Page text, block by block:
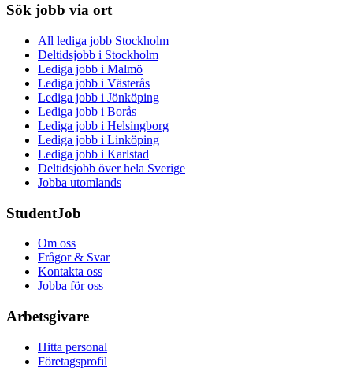
Sök jobb via ort
All lediga jobb Stockholm
Deltidsjobb i Stockholm
Lediga jobb i Malmö
Lediga jobb i Västerås
Lediga jobb i Jönköping
Lediga jobb i Borås
Lediga jobb i Helsingborg
Lediga jobb i Linköping
Lediga jobb i Karlstad
Deltidsjobb över hela Sverige
Jobba utomlands
StudentJob
Om oss
Frågor & Svar
Kontakta oss
Jobba för oss
Arbetsgivare
Hitta personal
Företagsprofil